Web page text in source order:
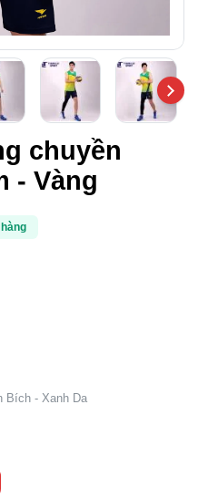
chuyền
- Vàng
Bích - Xanh Da